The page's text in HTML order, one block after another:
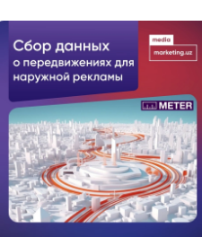
(State of
Creativity).